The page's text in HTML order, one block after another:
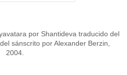
por Shantideva traducido del
sánscrito por Alexander Berzin,
2004.